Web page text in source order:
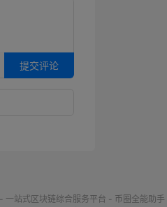
提交评论
一站式区块链综合服务平台 - 币圈全能助手